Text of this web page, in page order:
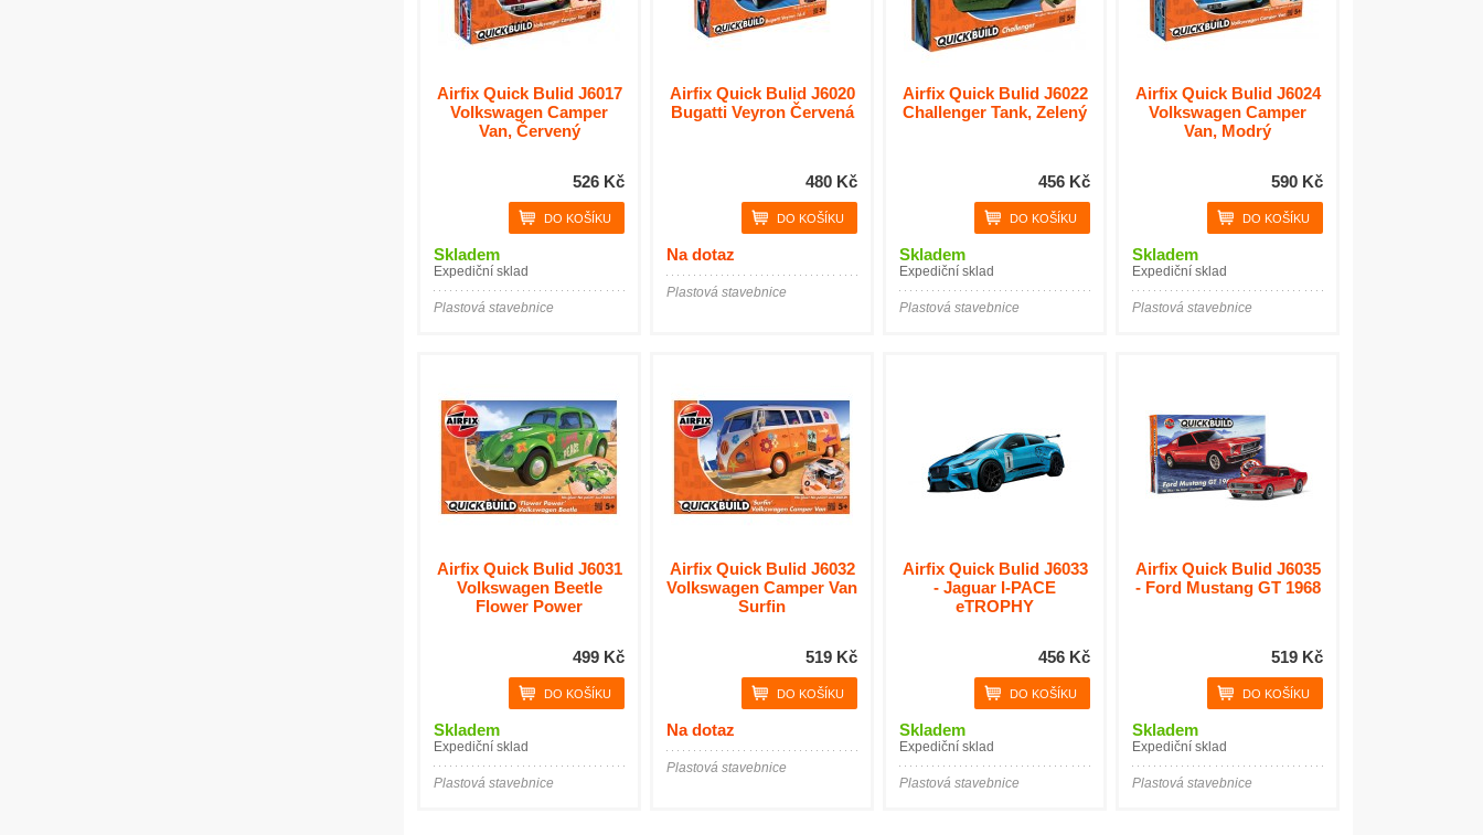
Airfix Quick Bulid J6017
Volkswagen Camper
Van, Červený
526 Kč
Skladem
Expediční sklad
Plastová stavebnice
Airfix Quick Bulid J6020
Bugatti Veyron Červená
480 Kč
Na dotaz
Plastová stavebnice
Airfix Quick Bulid J6022
Challenger Tank, Zelený
456 Kč
Skladem
Expediční sklad
Plastová stavebnice
Airfix Quick Bulid J6024
Volkswagen Camper
Van, Modrý
590 Kč
Skladem
Expediční sklad
Plastová stavebnice
Airfix Quick Bulid J6031
Volkswagen Beetle
Flower Power
499 Kč
Skladem
Expediční sklad
Plastová stavebnice
Airfix Quick Bulid J6032
Volkswagen Camper Van
Surfin
519 Kč
Na dotaz
Plastová stavebnice
Airfix Quick Bulid J6033
- Jaguar I-PACE
eTROPHY
456 Kč
Skladem
Expediční sklad
Plastová stavebnice
Airfix Quick Bulid J6035
- Ford Mustang GT 1968
519 Kč
Skladem
Expediční sklad
Plastová stavebnice